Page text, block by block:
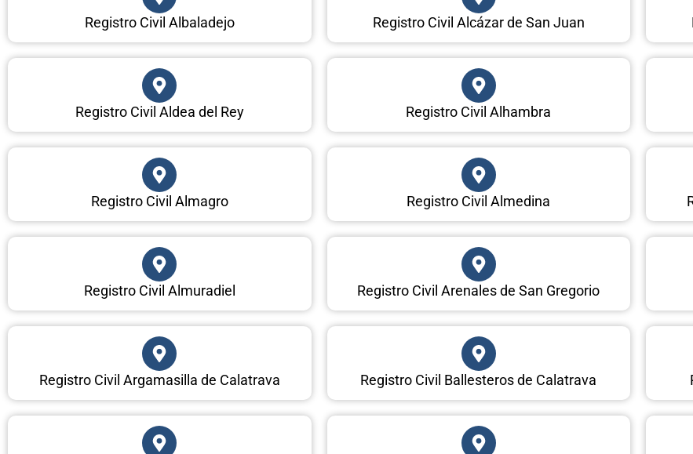
Registro Civil Albaladejo Registro Civil Alcázar de San Juan
Registro Civil Aldea del Rey Registro Civil Alhambra
Registro Civil Almagro Registro Civil Almedina
Registro Civil Almuradiel Registro Civil Arenales de San Gregorio
Registro Civil Argamasilla de Calatrava Registro Civil Ballesteros de Calatrava